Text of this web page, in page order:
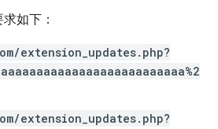
如下：
extension_updates.php?
extension_updates.php?